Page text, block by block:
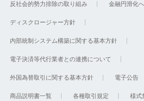
反社会的勢力排除の取り組み 金融円滑化
ディスクロージャー方針
内部統制システム構築に関する基本方針
電子決済等代行業者との連携について
外国為替取引に関する基本方針 電子公告
商品説明書一覧 各種取引規定 様式